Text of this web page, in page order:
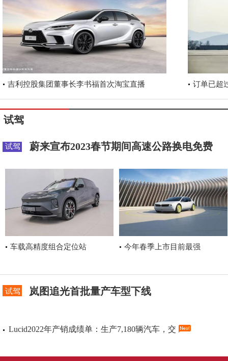
吉利控股集团董事长李书福首次淘宝直播 订单已超
试驾
试驾 蔚来宣布2023春节期间高速公路换电免费
车载高精度组合定位站 今年春季上市目前最强
试驾 岚图追光首批量产车型下线
Lucid2022年产销成绩单：生产7,180辆汽车，交